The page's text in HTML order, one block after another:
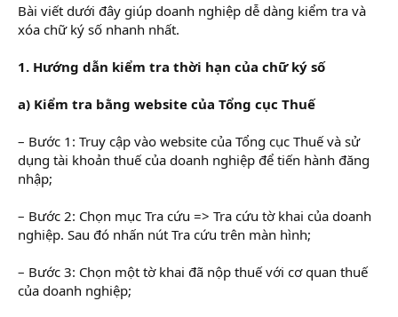
Bài viết dưới đây giúp doanh nghiệp dễ dàng kiểm tra và
xóa chữ ký số nhanh nhất.
1. Hướng dẫn kiểm tra thời hạn của chữ ký số
a) Kiểm tra bằng website của Tổng cục Thuế
– Bước 1: Truy cập vào website của Tổng cục Thuế và sử
dụng tài khoản thuế của doanh nghiệp để tiến hành đăng
nhập;
– Bước 2: Chọn mục Tra cứu => Tra cứu tờ khai của doanh
nghiệp. Sau đó nhấn nút Tra cứu trên màn hình;
– Bước 3: Chọn một tờ khai đã nộp thuế với cơ quan thuế
của doanh nghiệp;